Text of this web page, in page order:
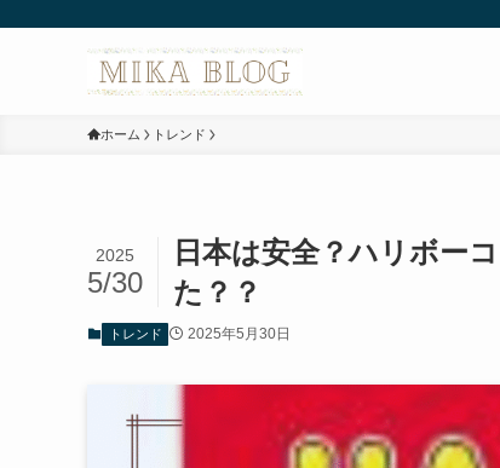
ホーム トレンド
日本は安全？ハリボー
た？？
2025
5/30
トレンド 2025年5月30日